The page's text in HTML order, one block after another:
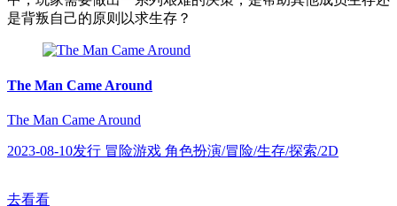
是背叛自己的原则以求生存？
The Man Came Around
The Man Came Around
2023-08-10发行 冒险游戏 角色扮演/冒险/生存/探索/2D
去看看